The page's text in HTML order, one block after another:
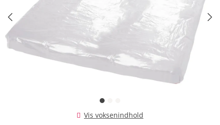
Vis voksenindhold